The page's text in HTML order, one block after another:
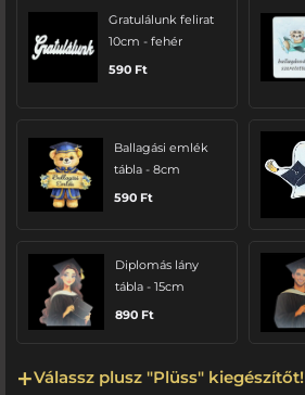
Gratulálunk felirat
10cm - fehér
590 Ft
Ballagási emlék
tábla - 8cm
590 Ft
Diplomás lány
tábla - 15cm
890 Ft
Válassz plusz "Plüss" kiegészítőt!